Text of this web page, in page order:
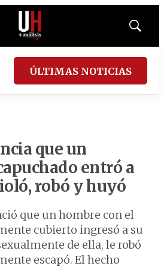
Mostrar
ÚLTIMAS NOTICIAS
que un
entró a
robó y huyó
que un hombre con el
cubierto ingresó a su
de ella, le robó
escapó. El hecho